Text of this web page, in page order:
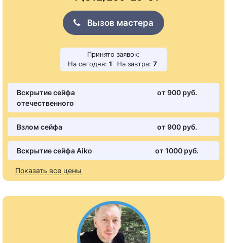
Вызов мастера
Принято заявок:
На сегодня: 1 На завтра: 7
Вскрытие сейфа
отечественного
от 900 pуб.
Взлом сейфа от 900 pуб.
Вскрытие сейфа Aiko от 1000 pуб.
Показать все цены